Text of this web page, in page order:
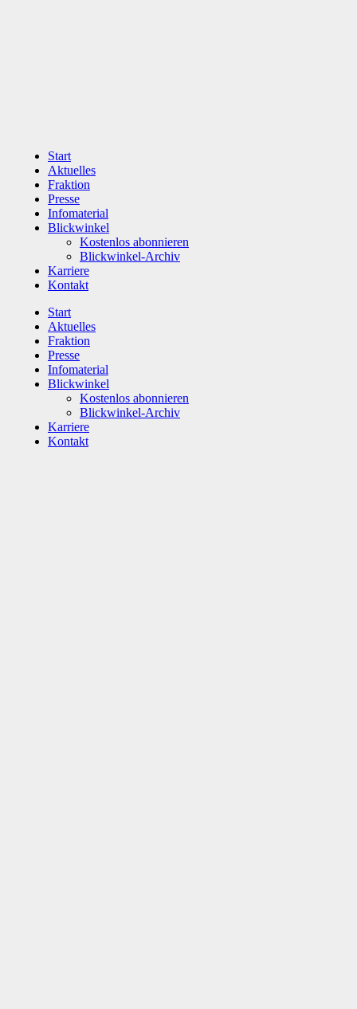
Start
Aktuelles
Fraktion
Presse
Infomaterial
Blickwinkel
Kostenlos abonnieren
Blickwinkel-Archiv
Karriere
Kontakt
Start
Aktuelles
Fraktion
Presse
Infomaterial
Blickwinkel
Kostenlos abonnieren
Blickwinkel-Archiv
Karriere
Kontakt